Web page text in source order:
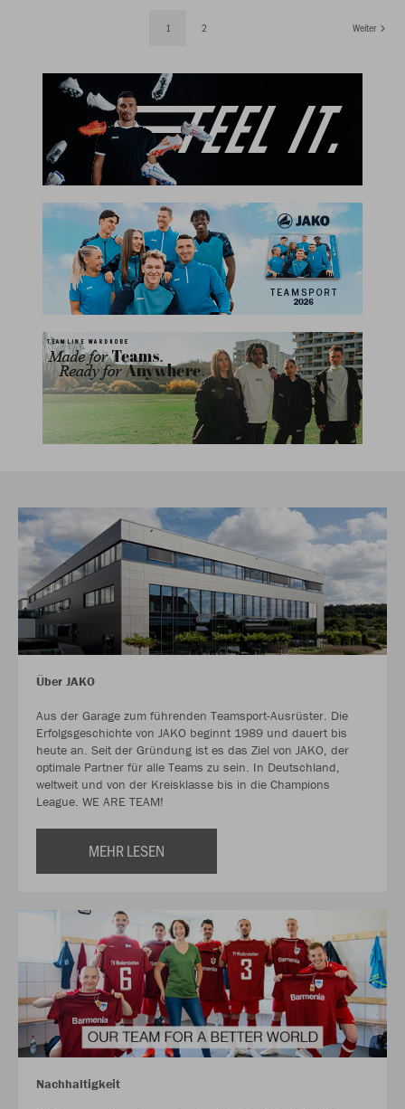
1 2 Weiter
Über JAKO
Aus der Garage zum führenden Teamsport-Ausrüster. Die
Erfolgsgeschichte von JAKO beginnt 1989 und dauert bis
heute an. Seit der Gründung ist es das Ziel von JAKO, der
optimale Partner für alle Teams zu sein. In Deutschland,
weltweit und von der Kreisklasse bis in die Champions
League. WE ARE TEAM!
MEHR LESEN
Nachhaltigkeit